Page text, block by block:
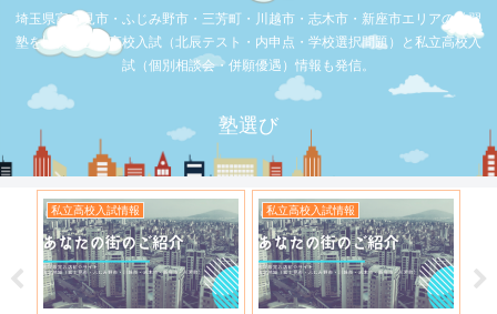
埼玉県富士見市・ふじみ野市・三芳町・川越市・志木市・新座市エリアの学習
塾を比較。公立高校入試（北辰テスト・内申点・学校選択問題）と私立高校入
試（個別相談会・併願優遇）情報も発信。
塾選び
私立高校入試情報 私立高校入試情報